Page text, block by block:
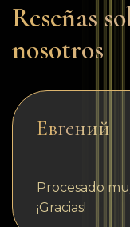
Reseñas
nosotros
Евгений
Procesado
¡Gracias!